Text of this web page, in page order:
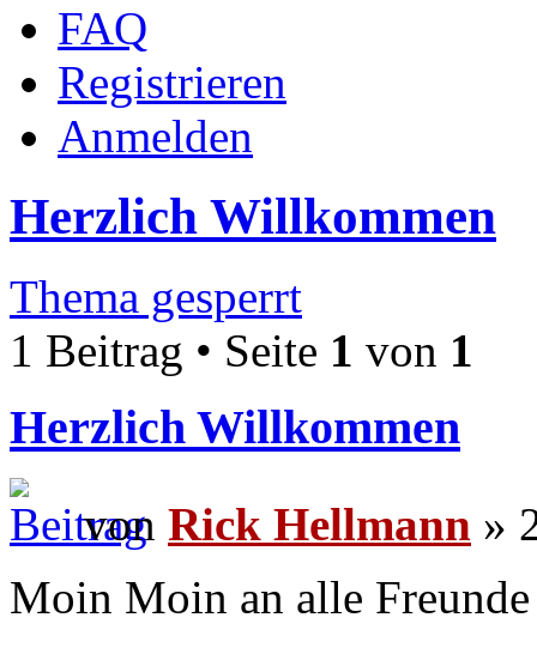
FAQ
Registrieren
Anmelden
Herzlich Willkommen
Thema gesperrt
1 Beitrag • Seite 1 von 1
Herzlich Willkommen
von Rick Hellmann »
Moin Moin an alle